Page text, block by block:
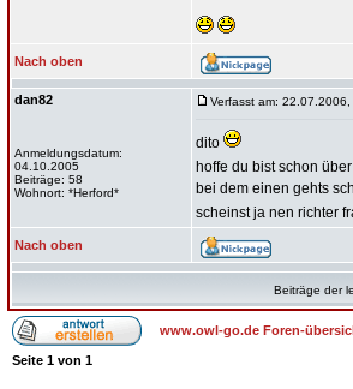
Nach oben
dan82
Anmeldungsdatum:
04.10.2005
Beiträge: 58
Wohnort: *Herford*
Verfasst am:
dito
hoffe du bist schon
bei dem einen gehts
scheinst ja nen richter
Nach oben
Beiträge der
www.owl-go.de Foren-
Seite 1 von 1